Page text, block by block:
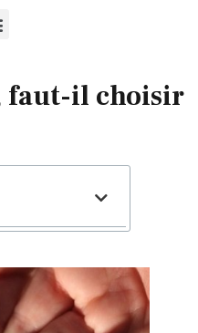
faut-il choisir